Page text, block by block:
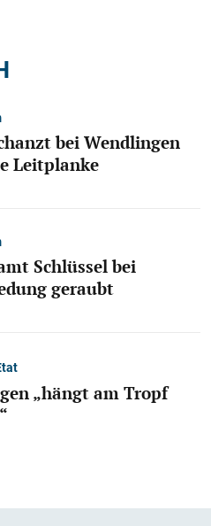
bei Wendlingen
Leitplanke
Schlüssel bei
geraubt
„hängt am Tropf